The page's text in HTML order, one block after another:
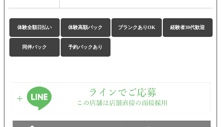
体験全額日払い 体験高額バック ブランクありOK 経験者30代歓迎
同伴バック 予約バックあり